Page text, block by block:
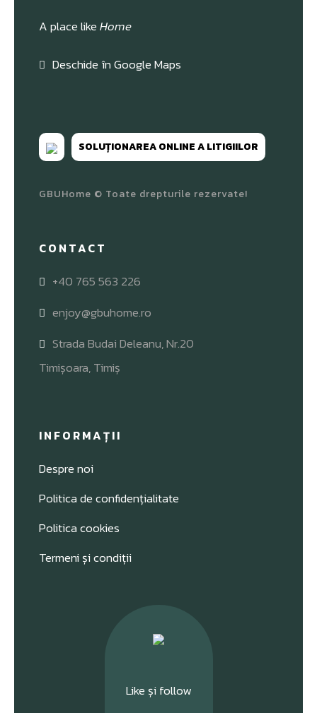
A place likeHome
Deschide în Google Maps
SOLUȚIONAREA ONLINE A LITIGIILOR
GBUHome © Toate drepturile rezervate!
CONTACT
+40 765 563 226
enjoy@gbuhome.ro
Strada Budai Deleanu, Nr.20
Timișoara, Timiș
INFORMAȚII
Despre noi
Politica de confidențialitate
Politica cookies
Termeni și condiții
Like și follow